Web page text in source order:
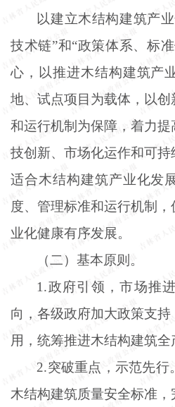
以建立木结构建筑产
技术链”和“政策体系、标
心，以推进木结构建筑产
地、试点项目为载体，以创
和运行机制为保障，着力
技创新、市场化运作和可
适合木结构建筑产业化发
度、管理标准和运行机制
业化健康有序发展。
（二）基本原则。
1.政府引领，市场推
向，各级政府加大政策支
用，统筹推进木结构建筑全
2.突破重点，示范先行
木结构建筑质量安全标准